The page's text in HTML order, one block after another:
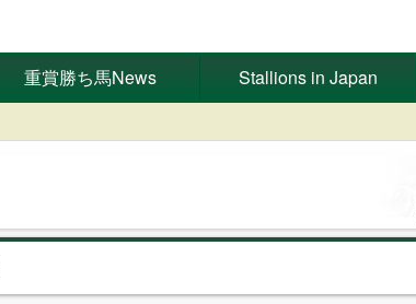
重賞勝ち馬News Stallions in Japan